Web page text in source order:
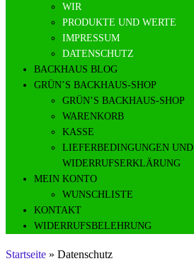
WIR
PRODUKTE UND WERTE
IMPRESSUM
DATENSCHUTZ
BACKHAUS BLOG
GRÜN’S BACKHAUS-SHOP
GRÜN’S BACKHAUS-SHOP
WARENKORB
KASSE
LIEFERBEDINGUNGEN UND
WIDERRUFSERKLÄRUNG
MEIN KONTO
WUNSCHLISTE
KONTAKT
WIDERRUFSBELEHRUNG
Startseite » Datenschutz